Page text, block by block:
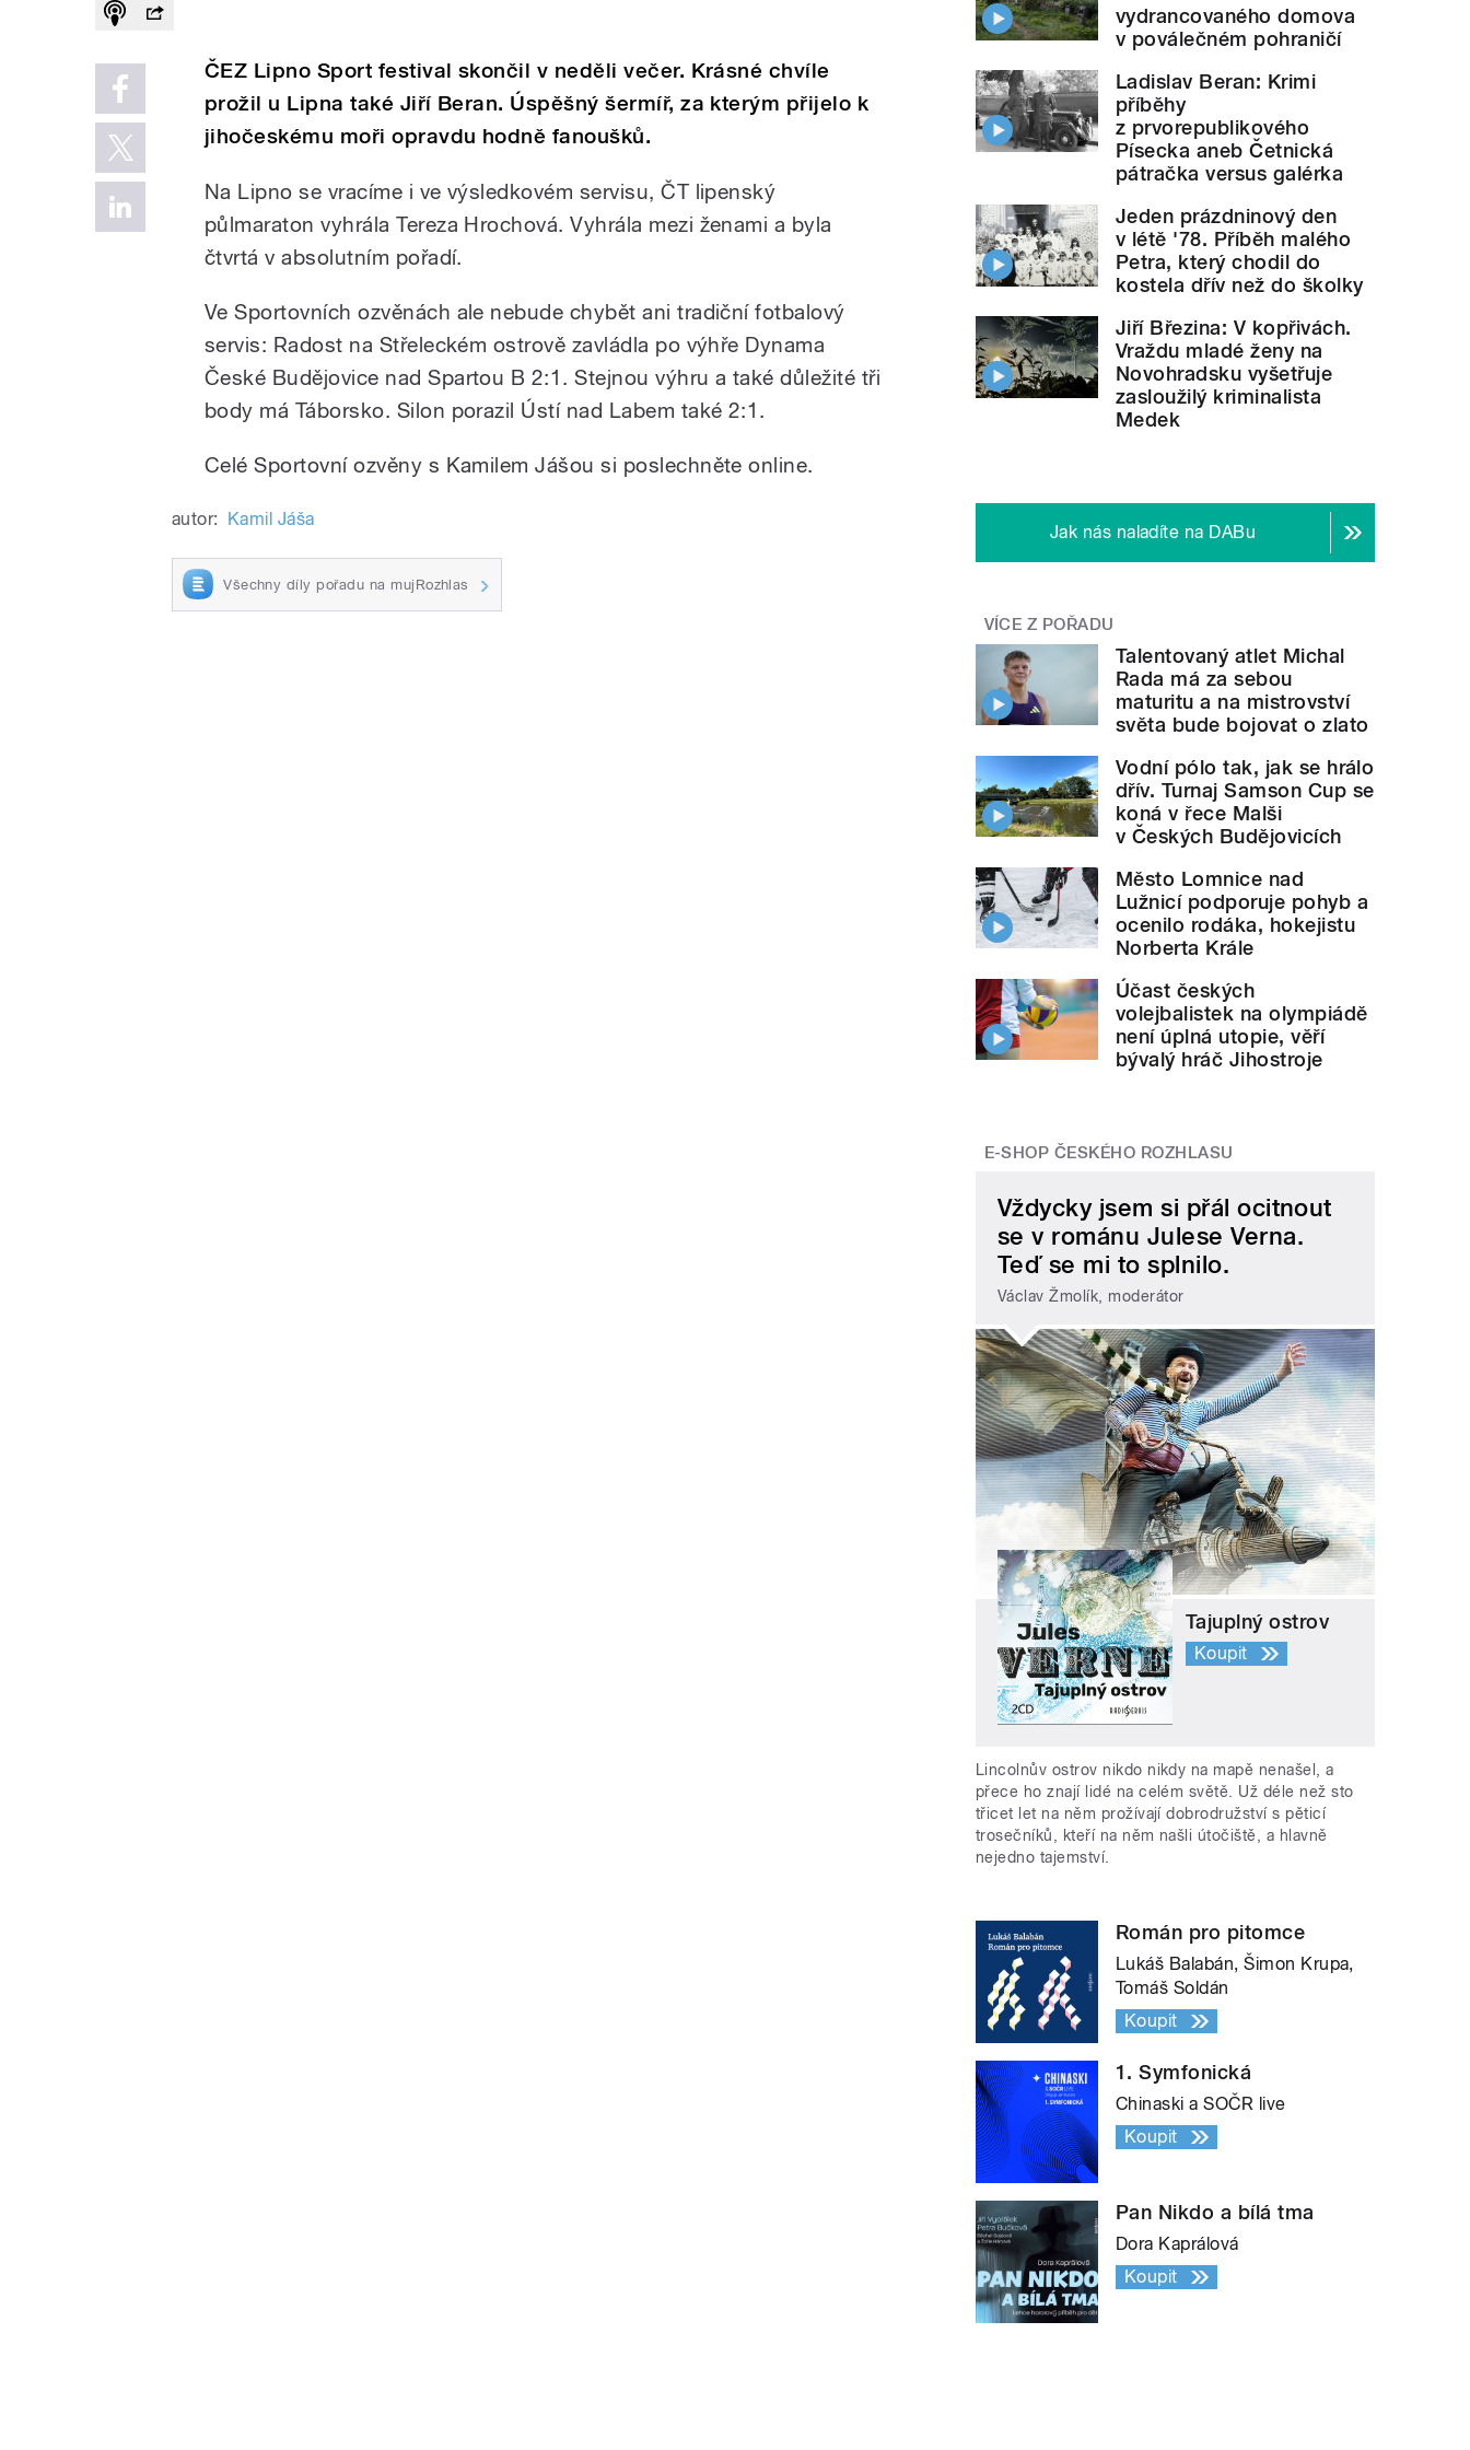
ČEZ Lipno Sport festival skončil v neděli večer. Krásné chvíle
prožil u Lipna také Jiří Beran. Úspěšný šermíř, za kterým přijelo k
jihočeskému moři opravdu hodně fanoušků.
Na Lipno se vracíme i ve výsledkovém servisu, ČT lipenský
půlmaraton vyhrála Tereza Hrochová. Vyhrála mezi ženami a byla
čtvrtá v absolutním pořadí.
Ve Sportovních ozvěnách ale nebude chybět ani tradiční fotbalový
servis: Radost na Střeleckém ostrově zavládla po výhře Dynama
České Budějovice nad Spartou B 2:1. Stejnou výhru a také důležité tři
body má Táborsko. Silon porazil Ústí nad Labem také 2:1.
Celé Sportovní ozvěny s Kamilem Jášou si poslechněte online.
autor: Kamil Jáša
Všechny díly pořadu na mujRozhlas
vydrancovaného domova
v poválečném pohraničí
Ladislav Beran: Krimi
příběhy
z prvorepublikového
Písecka aneb Četnická
pátračka versus galérka
Jeden prázdninový den
v létě '78. Příběh malého
Petra, který chodil do
kostela dřív než do školky
Jiří Březina: V kopřivách.
Vraždu mladé ženy na
Novohradsku vyšetřuje
zasloužilý kriminalista
Medek
Jak nás naladíte na DABu
VÍCE Z POŘADU
Talentovaný atlet Michal
Rada má za sebou
maturitu a na mistrovství
světa bude bojovat o zlato
Vodní pólo tak, jak se hrálo
dřív. Turnaj Samson Cup se
koná v řece Malši
v Českých Budějovicích
Město Lomnice nad
Lužnicí podporuje pohyb a
ocenilo rodáka, hokejistu
Norberta Krále
Účast českých
volejbalistek na olympiádě
není úplná utopie, věří
bývalý hráč Jihostroje
E-SHOP ČESKÉHO ROZHLASU
Vždycky jsem si přál ocitnout
se v románu Julese Verna.
Teď se mi to splnilo.
Václav Žmolík, moderátor
Tajuplný ostrov
Koupit
Lincolnův ostrov nikdo nikdy na mapě nenašel, a
přece ho znají lidé na celém světě. Už déle než sto
třicet let na něm prožívají dobrodružství s pěticí
trosečníků, kteří na něm našli útočiště, a hlavně
nejedno tajemství.
Román pro pitomce
Lukáš Balabán, Šimon Krupa,
Tomáš Soldán
Koupit
1. Symfonická
Chinaski a SOČR live
Koupit
Pan Nikdo a bílá tma
Dora Kaprálová
Koupit